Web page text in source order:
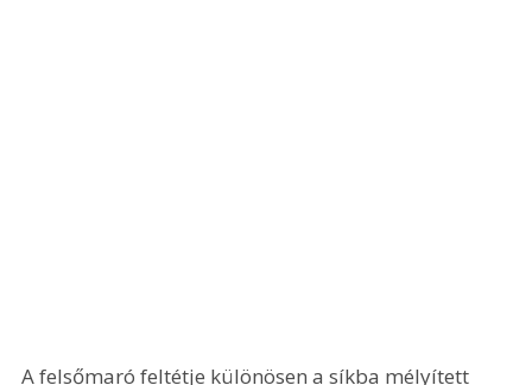
A felsőmaró feltétje különösen a síkba mélyített